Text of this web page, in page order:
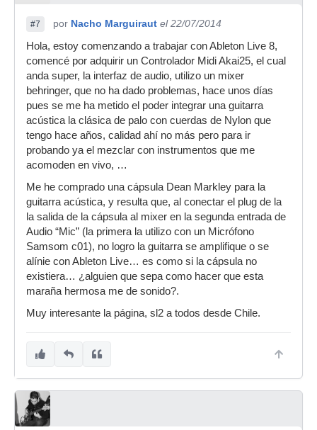
#7 por Nacho Marguiraut el 22/07/2014
Hola, estoy comenzando a trabajar con Ableton Live 8,
comencé por adquirir un Controlador Midi Akai25, el cual
anda super, la interfaz de audio, utilizo un mixer
behringer, que no ha dado problemas, hace unos días
pues se me ha metido el poder integrar una guitarra
acústica la clásica de palo con cuerdas de Nylon que
tengo hace años, calidad ahí no más pero para ir
probando ya el mezclar con instrumentos que me
acomoden en vivo, …
Me he comprado una cápsula Dean Markley para la
guitarra acústica, y resulta que, al conectar el plug de la
la salida de la cápsula al mixer en la segunda entrada de
Audio “Mic” (la primera la utilizo con un Micrófono
Samsom c01), no logro la guitarra se amplifique o se
alínie con Ableton Live… es como si la cápsula no
existiera… ¿alguien que sepa como hacer que esta
maraña hermosa me de sonido?.
Muy interesante la página, sl2 a todos desde Chile.